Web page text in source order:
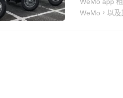
WeMo，以及